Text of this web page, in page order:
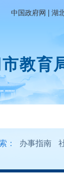
中国政府网 | 湖
教育
： 办事指南